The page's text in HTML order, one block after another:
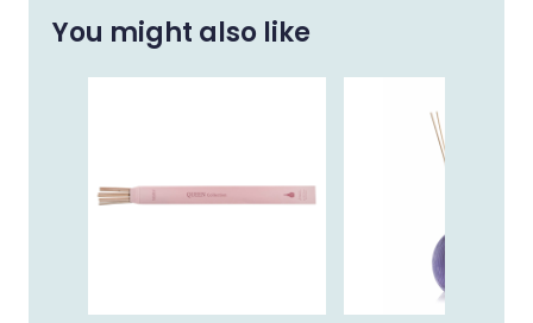
You might also like